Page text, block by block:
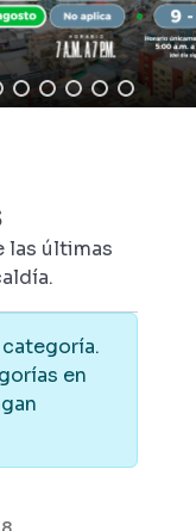
las últimas
en